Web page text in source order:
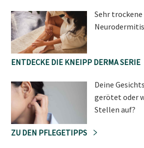
Sehr
Neurodermitis
ENTDECKE DIE KNEIPP DERMA SERIE
Deine
gerötet oder
Stellen auf?
ZU DEN PFLEGETIPPS